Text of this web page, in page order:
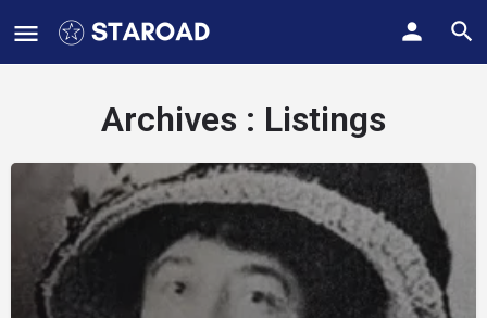
Archives : Listings